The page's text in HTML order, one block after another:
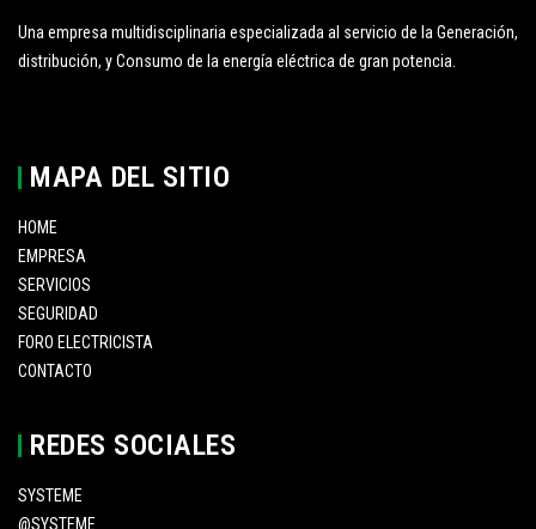
Una empresa multidisciplinaria especializada al servicio de la Generación,
distribución, y Consumo de la energía eléctrica de gran potencia.
MAPA DEL SITIO
HOME
EMPRESA
SERVICIOS
SEGURIDAD
FORO ELECTRICISTA
CONTACTO
REDES SOCIALES
SYSTEME
@SYSTEME